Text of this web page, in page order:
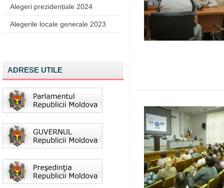
Alegeri prezidențiale 2024
Alegerile locale generale 2023
ADRESE UTILE